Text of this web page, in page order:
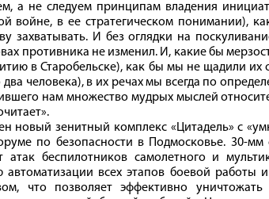
а не следуем принципам владения
войне, в ее стратегическом понимании),
захватывать. И без оглядки на
противника не изменил. И, какие бы
в Старобельске), как бы мы не щадили их
человека), в их речах мы всегда по
нам множество мудрых мыслей
новый зенитный комплекс «Цитадель» с
по безопасности в Подмосковье. 30-мм
атак беспилотников самолетного и
автоматизации всех этапов боевой работы
что позволяет эффективно